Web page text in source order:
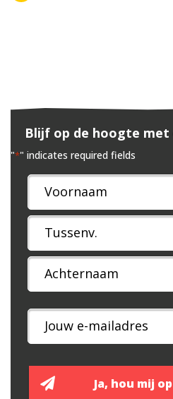
Blijf op de hoogte met
"*" indicates required fields
Naam
*